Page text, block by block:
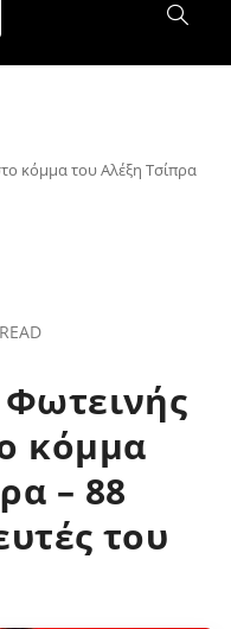
κόμμα του Αλέξη Τσίπρα
Φωτεινής
κόμμα
– 88
του